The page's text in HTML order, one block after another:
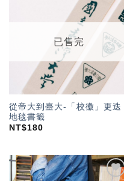
加入
「願
望輕
已售完
從帝大到臺大-「校徽」更迭
地毯書籤
NT$180